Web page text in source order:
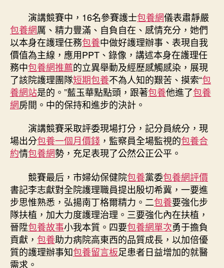
舉
行
護
理
職
員
演
講
中
演講競賽中，16名參賽護士包養網儀表肅靜嚴
包養網厲、精力豐滿、自負自在、感情充分，她們
以本身在護理任務包養中做好護理辦事、表現自我
價值為主線，應用PPT、錄像，講述本身在護理任
務中包養網推薦的立異舉動及經歷感觸感染，展現
了該院護理團隊短期包養不為人知的艱苦、摸索“包
養網站是的。”藍玉華點點頭，跟著包養他進了包養
網房間。中的保持和進步的決計。
演講競賽采取評委現場打分，記分員統分，現
場出分包養一個月價錢 ，監察員全場監視的包養合
約情包養網勢，充足表現了公然公正公平。
競賽最后，市婦幼保健院包養黨委包養網評價
書記李志獻對全院護理職員提出殷切希冀，一要進
步思惟熟悉，弘揚南丁格爾精力。二包養要強化步
隊扶植，加大力度護理治理。三要強化內在扶植，
晉陞包養故事小我本質。四要包養網單次勇于擔負
貢獻， 包養助力病院高東西的品質成長，以加倍優
質的護理辦事知包養留言板足患者日益增加的就醫
需求。